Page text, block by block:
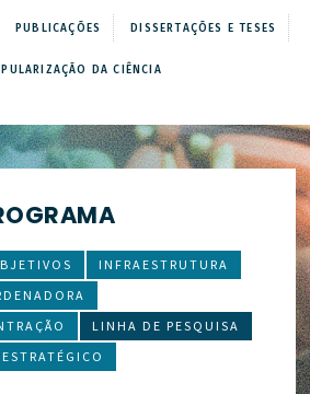
PUBLICAÇÕES DISSERTAÇÕES E TESES
DA CIÊNCIA
INFRAESTRUTURA
LINHA DE PESQUISA